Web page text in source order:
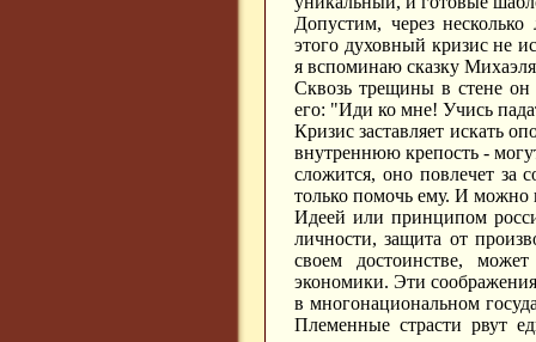
Допустим, через
этого духовный кризис не
я вспоминаю сказку
Сквозь трещины в стене он
его: "Иди ко мне! Учись
Кризис заставляет искать
внутреннюю крепость -
сложится, оно повлечет за
только помочь ему. И можно
Идеей или принципом
личности, защита от
своем достоинстве,
экономики. Эти
в многонациональном
Племенные страсти рвут